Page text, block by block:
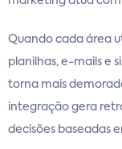
Quando cada área
planilhas, e-mails e
torna mais
integração gera
decisões baseadas